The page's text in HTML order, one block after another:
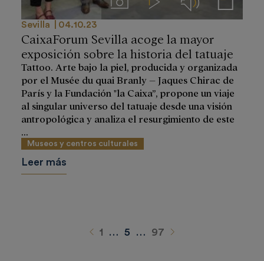
Sevilla 04.10.23
CaixaForum Sevilla acoge la mayor
exposición sobre la historia del tatuaje
Tattoo. Arte bajo la piel, producida y organizada
por el Musée du quai Branly – Jaques Chirac de
París y la Fundación "la Caixa’’, propone un viaje
al singular universo del tatuaje desde una visión
antropológica y analiza el resurgimiento de este
...
Museos y centros culturales
Leer más
Anterior
1 … 5 … 97 Siguiente